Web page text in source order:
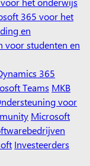
365 voor het
en
voor studenten en
365
Teams MKB
voor
Microsoft
Investeerders